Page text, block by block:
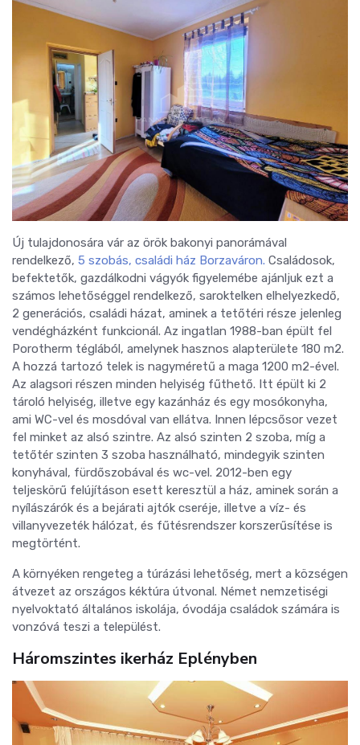
Új tulajdonosára vár az örök bakonyi panorámával
rendelkező, 5 szobás, családi ház Borzaváron. Családosok,
befektetők, gazdálkodni vágyók figyelemébe ajánljuk ezt a
számos lehetőséggel rendelkező, saroktelken elhelyezkedő,
2 generációs, családi házat, aminek a tetőtéri része jelenleg
vendégházként funkcionál. Az ingatlan 1988-ban épült fel
Porotherm téglából, amelynek hasznos alapterülete 180 m2.
A hozzá tartozó telek is nagyméretű a maga 1200 m2-ével.
Az alagsori részen minden helyiség fűthető. Itt épült ki 2
tároló helyiség, illetve egy kazánház és egy mosókonyha,
ami WC-vel és mosdóval van ellátva. Innen lépcsősor vezet
fel minket az alsó szintre. Az alsó szinten 2 szoba, míg a
tetőtér szinten 3 szoba használható, mindegyik szinten
konyhával, fürdőszobával és wc-vel. 2012-ben egy
teljeskörű felújításon esett keresztül a ház, aminek során a
nyílászárók és a bejárati ajtók cseréje, illetve a víz- és
villanyvezeték hálózat, és fűtésrendszer korszerűsítése is
megtörtént.
A környéken rengeteg a túrázási lehetőség, mert a községen
átvezet az országos kéktúra útvonal. Német nemzetiségi
nyelvoktató általános iskolája, óvodája családok számára is
vonzóvá teszi a települést.
Háromszintes ikerház Eplényben